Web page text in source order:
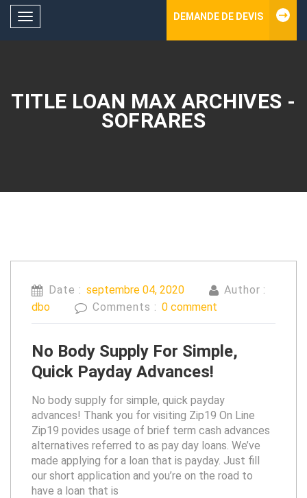
Toggle
DEMANDE DE DEVIS
TITLE LOAN MAX ARCHIVES -
SOFRARES
Date : septembre 04, 2020
Author :
dbo
Comments : 0 comment
No Body Supply For Simple,
Quick Payday Advances!
No body supply for simple, quick payday
advances! Thank you for visiting Zip19 On Line
Zip19 povides usage of brief term cash advances
alternatives referred to as pay day loans. We’ve
made applying for a loan that is payday. Just fill
our short application and you’re on the road to
have a loan that is